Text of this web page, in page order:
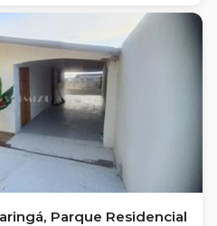
Parque Residencial